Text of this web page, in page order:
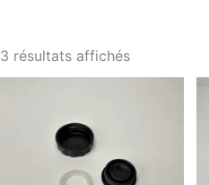
3 résultats affichés